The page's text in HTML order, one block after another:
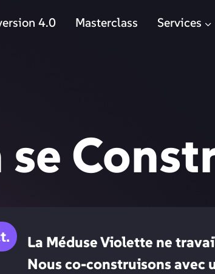
4.0 Masterclass Services
se
La Méduse Violette ne
Nous co-construisons avec